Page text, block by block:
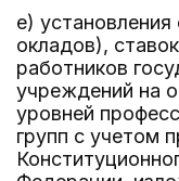
е)
окладов),
работников
учреждений на
уровней
групп с учетом